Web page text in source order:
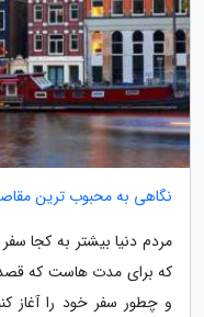
نگاهی به محبوب ترین
مردم دنیا بیشتر به کجا
که برای مدت هاست که قصد
و چطور سفر خود را آغاز